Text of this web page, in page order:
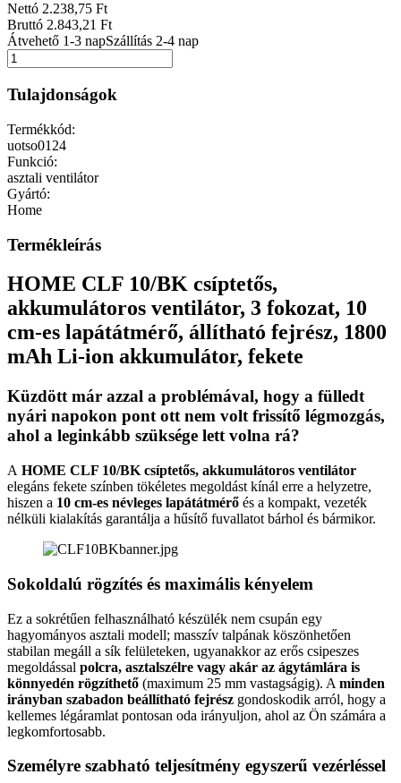
Nettó 2.238,75 Ft
Bruttó 2.843,21 Ft
Átvehető 1-3 napSzállítás 2-4 nap
Tulajdonságok
Termékkód:
uotso0124
Funkció:
asztali ventilátor
Gyártó:
Home
Termékleírás
HOME CLF 10/BK csíptetős,
akkumulátoros ventilátor, 3 fokozat, 10
cm-es lapátátmérő, állítható fejrész, 1800
mAh Li-ion akkumulátor, fekete
Küzdött már azzal a problémával, hogy a fülledt
nyári napokon pont ott nem volt frissítő légmozgás,
ahol a leginkább szüksége lett volna rá?
A HOME CLF 10/BK csíptetős, akkumulátoros ventilátor
elegáns fekete színben tökéletes megoldást kínál erre a helyzetre,
hiszen a 10 cm-es névleges lapátátmérő és a kompakt, vezeték
nélküli kialakítás garantálja a hűsítő fuvallatot bárhol és bármikor.
Sokoldalú rögzítés és maximális kényelem
Ez a sokrétűen felhasználható készülék nem csupán egy
hagyományos asztali modell; masszív talpának köszönhetően
stabilan megáll a sík felületeken, ugyanakkor az erős csipeszes
megoldással polcra, asztalszélre vagy akár az ágytámlára is
könnyedén rögzíthető (maximum 25 mm vastagságig). A minden
irányban szabadon beállítható fejrész gondoskodik arról, hogy a
kellemes légáramlat pontosan oda irányuljon, ahol az Ön számára a
legkomfortosabb.
Személyre szabható teljesítmény egyszerű vezérléssel